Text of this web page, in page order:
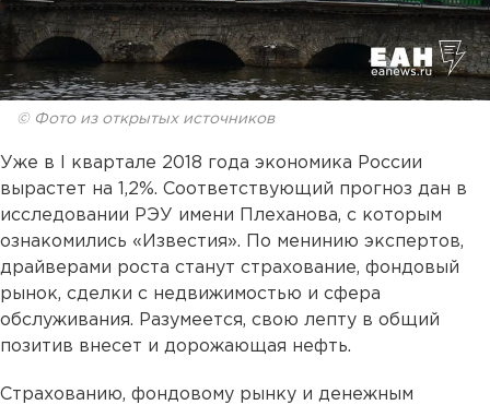
© Фото из открытых источников
Уже в I квартале 2018 года экономика России
вырастет на 1,2%. Соответствующий прогноз дан в
исследовании РЭУ имени Плеханова, с которым
ознакомились «Известия». По менинию экспертов,
драйверами роста станут страхование, фондовый
рынок, сделки с недвижимостью и сфера
обслуживания. Разумеется, свою лепту в общий
позитив внесет и дорожающая нефть.
Страхованию, фондовому рынку и денежным